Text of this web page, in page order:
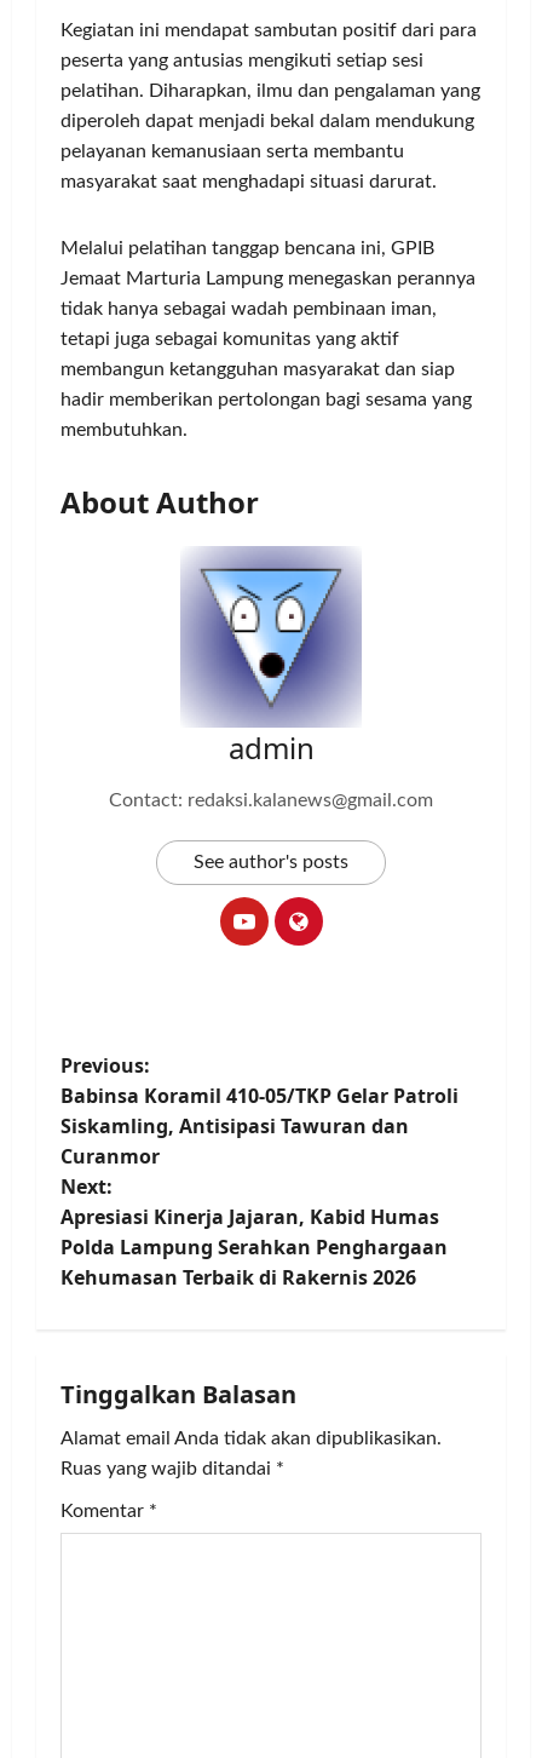
Kegiatan ini mendapat sambutan positif dari para
peserta yang antusias mengikuti setiap sesi
pelatihan. Diharapkan, ilmu dan pengalaman yang
diperoleh dapat menjadi bekal dalam mendukung
pelayanan kemanusiaan serta membantu
masyarakat saat menghadapi situasi darurat.
Melalui pelatihan tanggap bencana ini, GPIB
Jemaat Marturia Lampung menegaskan perannya
tidak hanya sebagai wadah pembinaan iman,
tetapi juga sebagai komunitas yang aktif
membangun ketangguhan masyarakat dan siap
hadir memberikan pertolongan bagi sesama yang
membutuhkan.
About Author
admin
Contact: redaksi.kalanews@gmail.com
See author's posts
P
o
s
t
n
v
i
g
a
Previous:
Babinsa Koramil 410-05/TKP Gelar Patroli
Siskamling, Antisipasi Tawuran dan
Curanmor
Next:
Apresiasi Kinerja Jajaran, Kabid Humas
Polda Lampung Serahkan Penghargaan
Kehumasan Terbaik di Rakernis 2026
Tinggalkan Balasan
Alamat email Anda tidak akan dipublikasikan.
Ruas yang wajib ditandai *
Komentar *